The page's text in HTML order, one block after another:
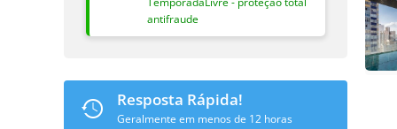
antifraude
Resposta Rápida!
Geralmente em menos de 12 horas